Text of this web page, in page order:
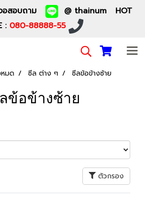
จอสอบถาม
@ thainum HOT
: 080-88888-55
มด ซีล ต่าง ๆ ซีลข้อข้างซ้าย
ข้อข้างซ้าย
ตัวกรอง